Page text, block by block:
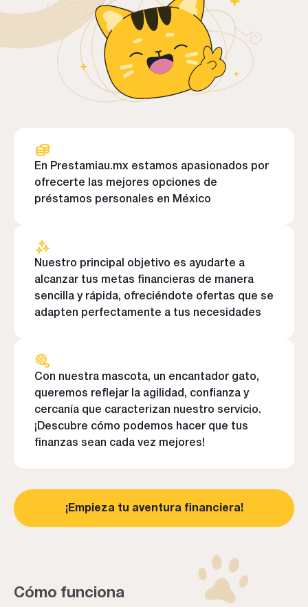
En Prestamiau.mx estamos apasionados por
ofrecerte las mejores opciones de
préstamos personales en México
Nuestro principal objetivo es ayudarte a
alcanzar tus metas financieras de manera
sencilla y rápida, ofreciéndote ofertas que se
adapten perfectamente a tus necesidades
Con nuestra mascota, un encantador gato,
queremos reflejar la agilidad, confianza y
cercanía que caracterizan nuestro servicio.
¡Descubre cómo podemos hacer que tus
finanzas sean cada vez mejores!
¡Empieza tu aventura financiera!
Cómo funciona